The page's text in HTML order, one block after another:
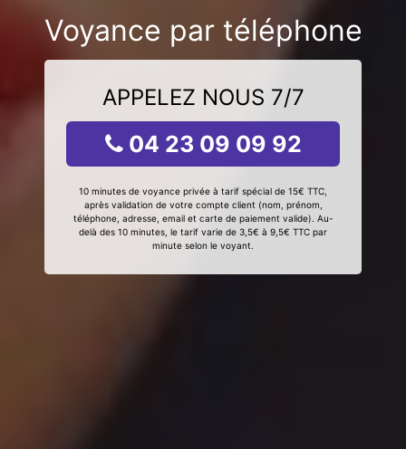
Voyance par téléphone
APPELEZ NOUS 7/7
04 23 09 09 92
10 minutes de voyance privée à tarif spécial de 15€ TTC,
après validation de votre compte client (nom, prénom,
téléphone, adresse, email et carte de paiement valide). Au-
delà des 10 minutes, le tarif varie de 3,5€ à 9,5€ TTC par
minute selon le voyant.